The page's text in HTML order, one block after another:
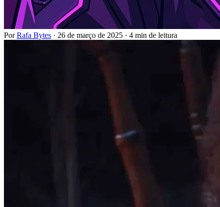
PorRafa Bytes · 26 de março de 2025 · 4 min de leitura